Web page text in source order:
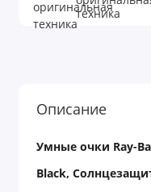
техника
Описание
Умные очки Ray-
Black,